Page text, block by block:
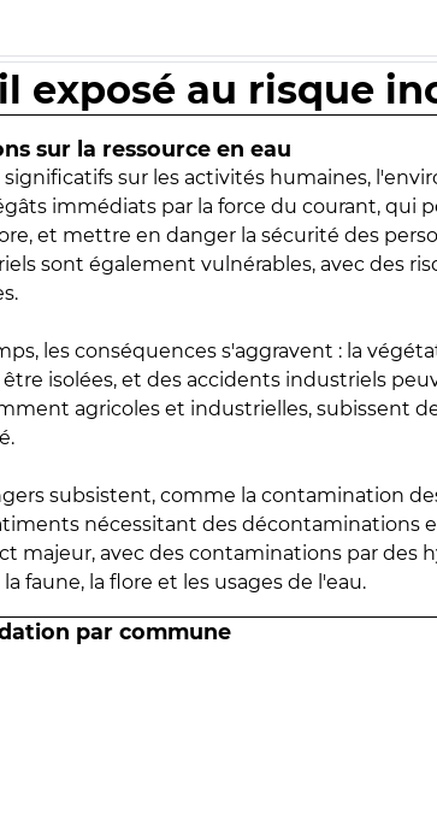
exposé au risque
sur la ressource en eau
sur les activités humaines,
immédiats par la force du courant, qui
et mettre en danger la sécurité des
sont également vulnérables, avec des
les conséquences s'aggravent : la
isolées, et des accidents industriels
agricoles et industrielles, subissent
subsistent, comme la contamination
nécessitant des décontaminations
majeur, avec des contaminations par des
faune, la flore et les usages de l'eau.
par commune